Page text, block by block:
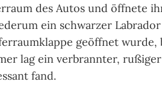
des Autos und öffnete
ein schwarzer
geöffnet wurde,
lag ein verbrannter,
fand.